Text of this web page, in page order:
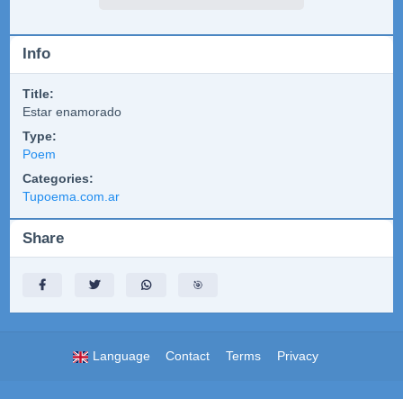
Info
Title:
Estar enamorado
Type:
Poem
Categories:
Tupoema.com.ar
Share
🎯
Language Contact Terms Privacy